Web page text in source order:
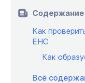
Содержание
Как
ЕНС
Как
Всё